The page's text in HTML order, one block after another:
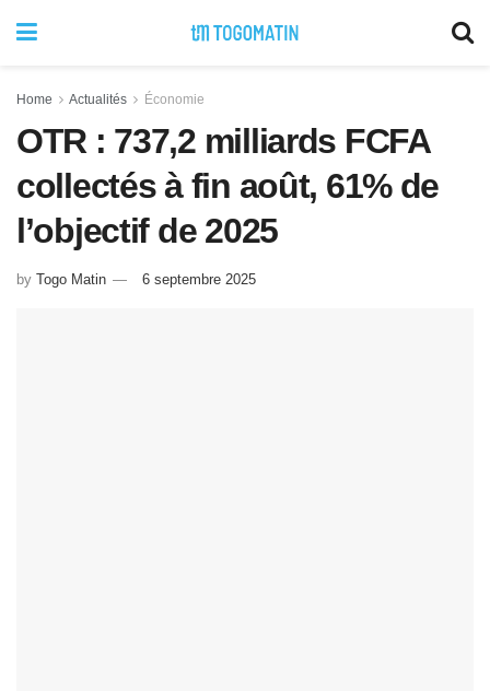
Home Actualités Économie
OTR : 737,2 milliards FCFA
collectés à fin août, 61% de
l’objectif de 2025
by Togo Matin 6 septembre 2025